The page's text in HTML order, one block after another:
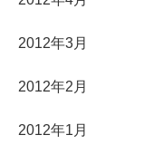
2012年3月
2012年2月
2012年1月